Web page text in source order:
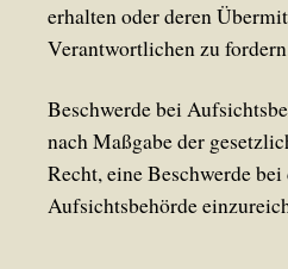
erhalten oder deren
Verantwortlichen zu
Beschwerde bei
nach Maßgabe der
Recht, eine Beschwerde
Aufsichtsbehörde